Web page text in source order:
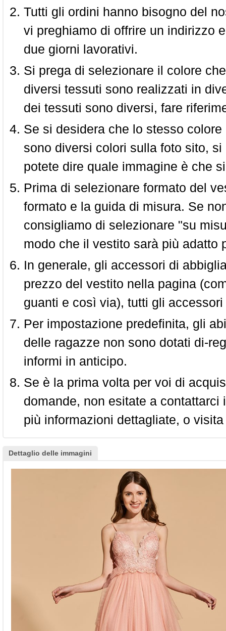
Tutti gli ordini hanno bisogno del
vi preghiamo di offrire un indirizzo
due giorni lavorativi.
Si prega di selezionare il colore
diversi tessuti sono realizzati in
dei tessuti sono diversi, fare
Se si desidera che lo stesso
sono diversi colori sulla foto sito,
potete dire quale immagine è che
Prima di selezionare formato del
formato e la guida di misura. Se
consigliamo di selezionare "su
modo che il vestito sarà più adatto
In generale, gli accessori di
prezzo del vestito nella pagina
guanti e così via), tutti gli
Per impostazione predefinita, gli
delle ragazze non sono dotati di-
informi in anticipo.
Se è la prima volta per voi di
domande, non esitate a
più informazioni dettagliate, o
Dettaglio delle immagini